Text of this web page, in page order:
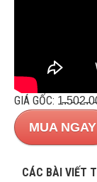
GIÁ GỐC:
MUA NGAY
CÁC BÀI VIẾT